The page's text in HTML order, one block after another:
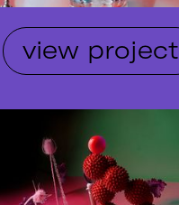
view project